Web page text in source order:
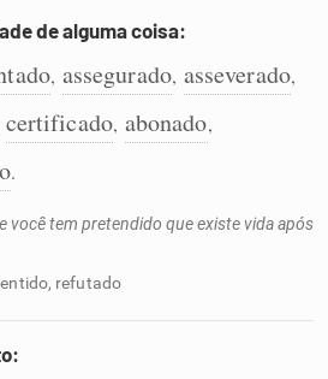
de alguma coisa:
, assegurado, asseverado,
certificado, abonado,
.
você tem pretendido que existe vida após
refutado